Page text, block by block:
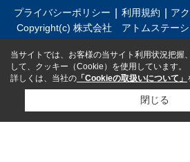
プライバシーポリシー 利用規約 ア
Copyright(c) 株式会社 アトムステーシ
当サイトでは、お客様の当サイト利用状況把握
して、クッキー（Cookie）を使用しています。
詳しくは、当社の 「Cookieの取扱いについて」
閉じる